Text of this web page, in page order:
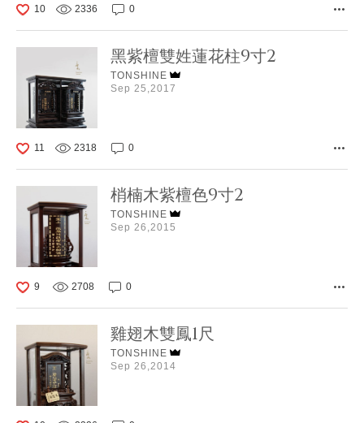
10 2336 0
黑紫檀雙姓蓮花柱9寸2
TONSHINE
Sep 25,2017
11 2318 0
梢楠木紫檀色9寸2
TONSHINE
Sep 26,2015
9 2708 0
雞翅木雙鳳1尺
TONSHINE
Sep 26,2014